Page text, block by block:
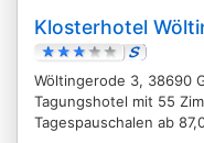
Klosterhotel
Wöltingerode 3, 38690
Tagungshotel mit 55
Tagespauschalen ab